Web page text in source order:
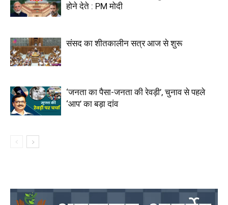
होने देते : PM मोदी
संसद का शीतकालीन सत्र आज से शुरू
‘जनता का पैसा-जनता की रेवड़ी’, चुनाव से पहले
‘आप’ का बड़ा दांव